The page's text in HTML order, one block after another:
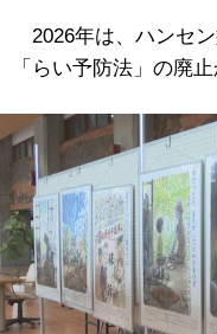
2026年は、ハンセ
「らい予防法」の廃